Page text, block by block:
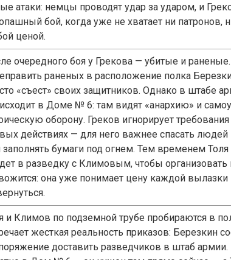
атаки: немцы проводят удар за ударом, и
бой, когда уже не хватает ни патронов,
ценой.
очередного боя у Грекова — убитые и
раненых в расположение полка
«съест» своих защитников. Однако в штабе
в Доме № 6: там видят «анархию» и
оборону. Греков игнорирует
действиях — для него важнее спасать
бумаги под огнем. Тем временем Толя
в разведку с Климовым, чтобы организовать
она уже понимает цену каждой вылазки
и Климов по подземной трубе пробираются в
жесткая реальность приказов: Березкин
доставить разведчиков в штаб